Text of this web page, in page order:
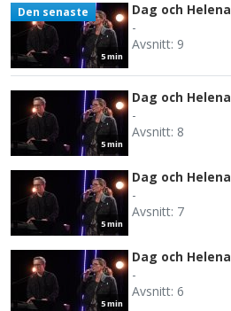
5 min
Den senaste Dag och Helena
-
Avsnitt: 9
5 min
Dag och Helena
-
Avsnitt: 8
5 min
Dag och Helena
-
Avsnitt: 7
5 min
Dag och Helena
-
Avsnitt: 6